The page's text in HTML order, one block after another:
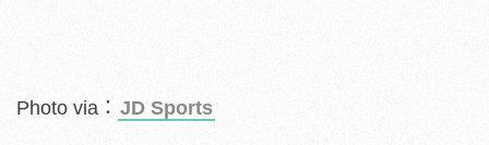
Photo via： JD Sports